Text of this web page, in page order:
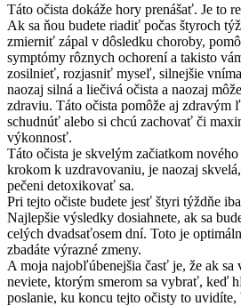
Táto očista dokáže hory prenášať. Je to
Ak sa ňou budete riadiť počas štyroch
zmierniť zápal v dôsledku choroby,
symptómy rôznych ochorení a takisto
zosilnieť, rozjasniť myseľ, silnejšie
naozaj silná a liečivá očista a naozaj
zdraviu. Táto očista pomôže aj zdravým
schudnúť alebo si chcú zachovať či
výkonnosť.
Táto očista je skvelým začiatkom
krokom k uzdravovaniu, je naozaj
pečeni detoxikovať sa.
Pri tejto očiste budete jesť štyri týždňe
Najlepšie výsledky dosiahnete, ak sa
celých dvadsaťosem dní. Toto je
zbadáte výrazné zmeny.
A moja najobľúbenejšia časť je, že ak
neviete, ktorým smerom sa vybrať, keď
poslanie, ku koncu tejto očisty to